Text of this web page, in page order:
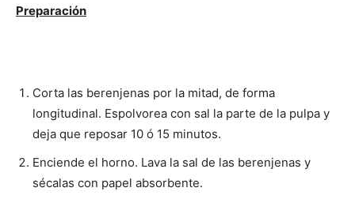
Recetas
Fáciles
Preparación
Corta las berenjenas por la mitad, de forma
longitudinal. Espolvorea con sal la parte de la pulpa y
deja que reposar 10 ó 15 minutos.
Enciende el horno. Lava la sal de las berenjenas y
sécalas con papel absorbente.